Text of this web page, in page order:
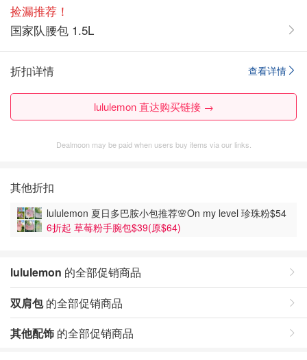
捡漏推荐！
国家队腰包 1.5L
查看详情
折扣详情
lululemon 直达购买链接 →
Dealmoon may be paid when users buy items via our links.
其他折扣
lululemon 夏日多巴胺小包推荐🌸On my level 珍珠粉$54
6折起 草莓粉手腕包$39(原$64)
lululemon 的全部促销商品
双肩包的全部促销商品
其他配饰 的全部促销商品